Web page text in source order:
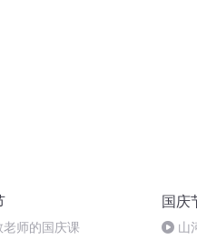
老师的国庆课
国庆
山